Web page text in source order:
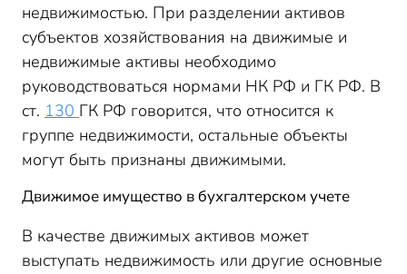
недвижимостью. При разделении активов
субъектов хозяйствования на движимые и
недвижимые активы необходимо
руководствоваться нормами НК РФ и ГК РФ. В
ст. 130 ГК РФ говорится, что относится к
группе недвижимости, остальные объекты
могут быть признаны движимыми.
Движимое имущество в бухгалтерском учете
В качестве движимых активов может
выступать недвижимость или другие основные